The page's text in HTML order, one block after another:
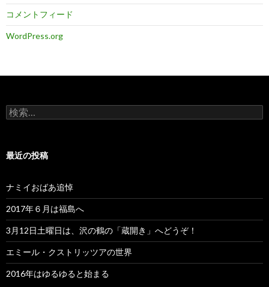
コメントフィード
WordPress.org
検
索:
最近の投稿
ナミイおばあ追悼
2017年６月は福島へ
3月12日土曜日は、沢の鶴の「蔵開き」へどうぞ！
エミール・クストリッツアの世界
2016年はゆるゆると始まる